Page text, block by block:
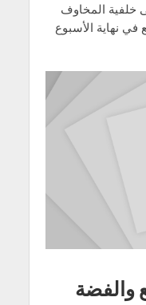
خلفية المخاوف
في نهاية الأسبوع
والفضة